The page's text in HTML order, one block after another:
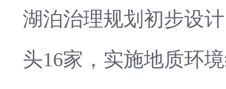
湖泊治理规划初步设
头16家，实施地质环